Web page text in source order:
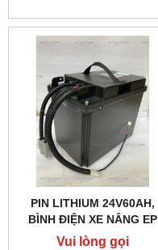
PIN LITHIUM 24V60AH,
BÌNH ĐIỆN XE NÂNG EP
Vui lòng gọi